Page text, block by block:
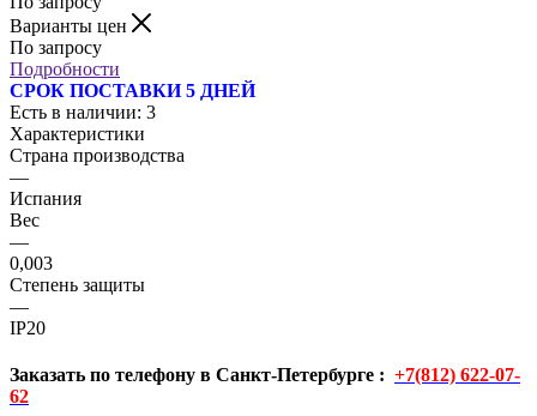
Варианты цен
По запросу
Подробности
СРОК ПОСТАВКИ 5 ДНЕЙ
Есть в наличии: 3
Характеристики
Страна производства
—
Испания
Вес
—
0,003
Cтепень защиты
—
IP20
Заказать по телефону в Санкт-Петербурге : +7(812) 622-07-
62